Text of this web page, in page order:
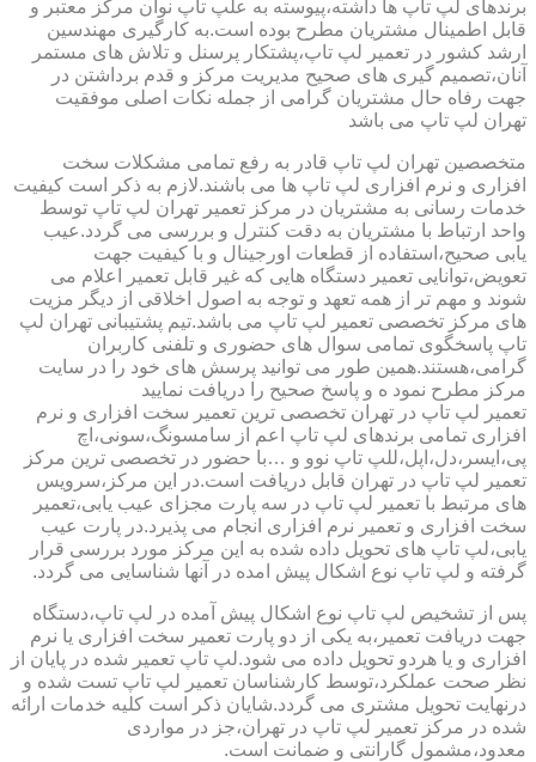
برندهای لپ تاپ ها داشته،پیوسته به علپ تاپ نوان مرکز معتبر و
قابل اطمینال مشتریان مطرح بوده است.به کارگیری مهندسین
ارشد کشور در تعمیر لپ تاپ،پشتکار پرسنل و تلاش های مستمر
آنان،تصمیم گیری های صحیح مدیریت مرکز و قدم برداشتن در
جهت رفاه حال مشتریان گرامی از جمله نکات اصلی موفقیت
تهران لپ تاپ می باشد
متخصصین تهران لپ تاپ قادر به رفع تمامی مشکلات سخت
افزاری و نرم افزاری لپ تاپ ها می باشند.لازم به ذکر است کیفیت
خدمات رسانی به مشتریان در مرکز تعمیر تهران لپ تاپ توسط
واحد ارتباط با مشتریان به دقت کنترل و بررسی می گردد.عیب
یابی صحیح،استفاده از قطعات اورجینال و با کیفیت جهت
تعویض،توانایی تعمیر دستگاه هایی که غیر قابل تعمیر اعلام می
شوند و مهم تر از همه تعهد و توجه به اصول اخلاقی از دیگر مزیت
های مرکز تخصصی تعمیر لپ تاپ می باشد.تیم پشتیبانی تهران لپ
تاپ پاسخگوی تمامی سوال های حضوری و تلفنی کاربران
گرامی،هستند.همین طور می توانید پرسش های خود را در سایت
مرکز مطرح نمود ه و پاسخ صحیح را دریافت نمایید
تعمیر لپ تاپ در تهران تخصصی ترین تعمیر سخت افزاری و نرم
افزاری تمامی برندهای لپ تاپ اعم از سامسونگ،سونی،اچ
پی،ایسر،دل،اپل،للپ تاپ نوو و …با حضور در تخصصی ترین مرکز
تعمیر لپ تاپ در تهران قابل دریافت است.در این مرکز،سرویس
های مرتبط با تعمیر لپ تاپ در سه پارت مجزای عیب یابی،تعمیر
سخت افزاری و تعمیر نرم افزاری انجام می پذیرد.در پارت عیب
یابی،لپ تاپ های تحویل داده شده به این مرکز مورد بررسی قرار
گرفته و لپ تاپ نوع اشکال پیش امده در آنها شناسایی می گردد.
پس از تشخیص لپ تاپ نوع اشکال پیش آمده در لپ تاپ،دستگاه
جهت دریافت تعمیر،به یکی از دو پارت تعمیر سخت افزاری یا نرم
افزاری و یا هردو تحویل داده می شود.لپ تاپ تعمیر شده در پایان از
نظر صحت عملکرد،توسط کارشناسان تعمیر لپ تاپ تست شده و
درنهایت تحویل مشتری می گردد.شایان ذکر است کلیه خدمات ارائه
شده در مرکز تعمیر لپ تاپ در تهران،جز در مواردی
معدود،مشمول گارانتی و ضمانت است.